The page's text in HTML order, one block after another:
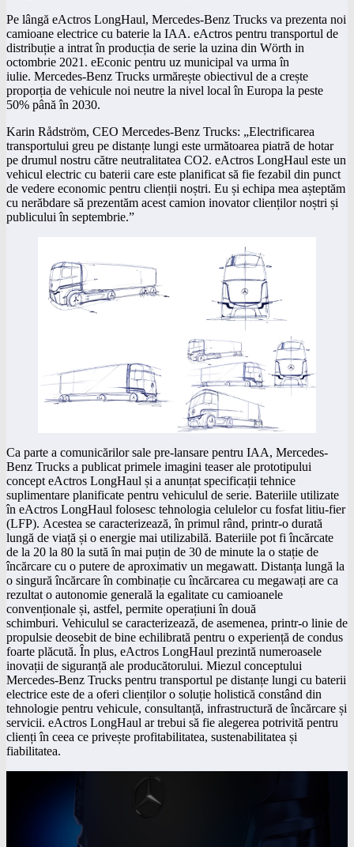
Pe lângă eActros LongHaul, Mercedes-Benz Trucks va prezenta noi
camioane electrice cu baterie la IAA. eActros pentru transportul de
distribuție a intrat în producția de serie la uzina din Wörth in
octombrie 2021. eEconic pentru uz municipal va urma în
iulie. Mercedes-Benz Trucks urmărește obiectivul de a crește
proporția de vehicule noi neutre la nivel local în Europa la peste
50% până în 2030.
Karin Rådström, CEO Mercedes-Benz Trucks: „Electrificarea
transportului greu pe distanțe lungi este următoarea piatră de hotar
pe drumul nostru către neutralitatea CO2. eActros LongHaul este un
vehicul electric cu baterii care este planificat să fie fezabil din punct
de vedere economic pentru clienții noștri. Eu și echipa mea așteptăm
cu nerăbdare să prezentăm acest camion inovator clienților noștri și
publicului în septembrie.”
Ca parte a comunicărilor sale pre-lansare pentru IAA, Mercedes-
Benz Trucks a publicat primele imagini teaser ale prototipului
concept eActros LongHaul și a anunțat specificații tehnice
suplimentare planificate pentru vehiculul de serie. Bateriile utilizate
în eActros LongHaul folosesc tehnologia celulelor cu fosfat litiu-fier
(LFP). Acestea se caracterizează, în primul rând, printr-o durată
lungă de viață și o energie mai utilizabilă. Bateriile pot fi încărcate
de la 20 la 80 la sută în mai puțin de 30 de minute la o stație de
încărcare cu o putere de aproximativ un megawatt. Distanța lungă la
o singură încărcare în combinație cu încărcarea cu megawați are ca
rezultat o autonomie generală la egalitate cu camioanele
convenționale și, astfel, permite operațiuni în două
schimburi. Vehiculul se caracterizează, de asemenea, printr-o linie de
propulsie deosebit de bine echilibrată pentru o experiență de condus
foarte plăcută. În plus, eActros LongHaul prezintă numeroasele
inovații de siguranță ale producătorului. Miezul conceptului
Mercedes-Benz Trucks pentru transportul pe distanțe lungi cu baterii
electrice este de a oferi clienților o soluție holistică constând din
tehnologie pentru vehicule, consultanță, infrastructură de încărcare și
servicii. eActros LongHaul ar trebui să fie alegerea potrivită pentru
clienți în ceea ce privește profitabilitatea, sustenabilitatea și
fiabilitatea.